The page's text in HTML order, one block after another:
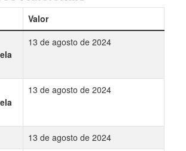
Valor
13 de agosto de 2024
13 de agosto de 2024
13 de agosto de 2024